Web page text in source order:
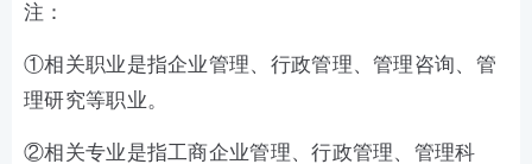
注：
①相关职业是指企业管理、行政管理、管理咨询、管
理研究等职业。
②相关专业是指工商企业管理、行政管理、管理科